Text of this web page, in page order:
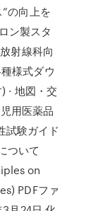
の向上を
ン製スタ
射線科向
様式ダウ
· 地図・交
用医薬品
試験ガイド
ついて
on
PDFファ